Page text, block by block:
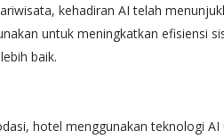
kehadiran AI telah
untuk meningkatkan efisiensi
baik.
hotel menggunakan teknologi